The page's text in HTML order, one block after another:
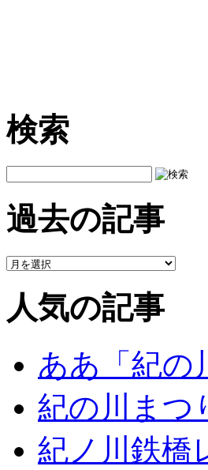
検索
過去の記事
人気の記事
ああ「紀の
紀の川まつ
紀ノ川鉄橋